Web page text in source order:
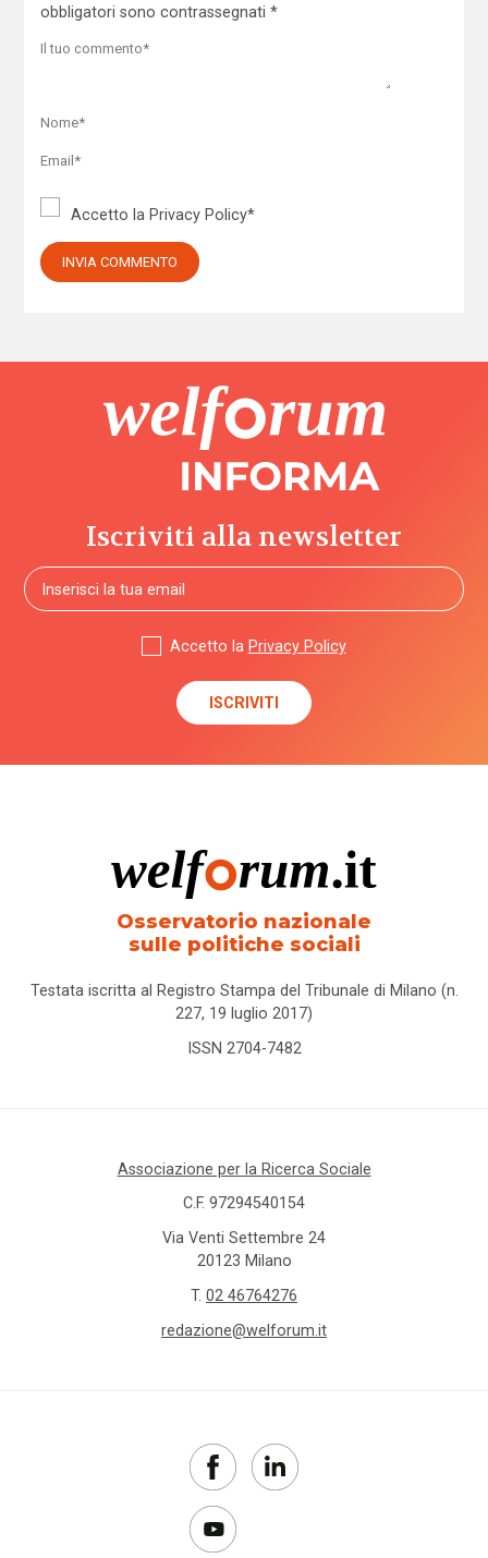
obbligatori sono contrassegnati *
Accetto la Privacy Policy*
Iscriviti alla newsletter
Accetto la Privacy Policy
Osservatorio nazionale
sulle politiche sociali
Testata iscritta al Registro Stampa del Tribunale di Milano (n.
227, 19 luglio 2017)
ISSN 2704-7482
Associazione per la Ricerca Sociale
C.F. 97294540154
Via Venti Settembre 24
20123 Milano
T. 02 46764276
redazione@welforum.it